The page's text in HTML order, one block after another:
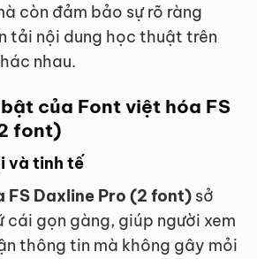
còn đảm bảo sự rõ ràng
tải nội dung học thuật trên
nhau.
của Font việt hóa FS
font)
và tinh tế
FS Daxline Pro (2 font) sở
cái gọn gàng, giúp người xem
thông tin mà không gây mỏi